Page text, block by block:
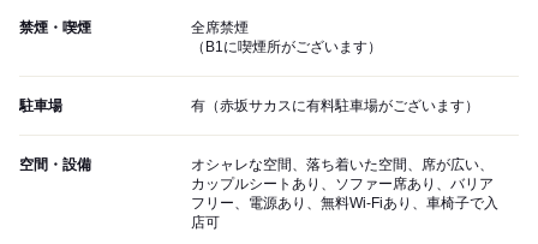
禁煙・喫煙
全席禁煙
（B1に喫煙所がございます）
駐車場 有（赤坂サカスに有料駐車場がございます）
空間・設備
オシャレな空間、落ち着いた空間、席が広い、
カップルシートあり、ソファー席あり、バリア
フリー、電源あり、無料Wi-Fiあり、車椅子で入
店可